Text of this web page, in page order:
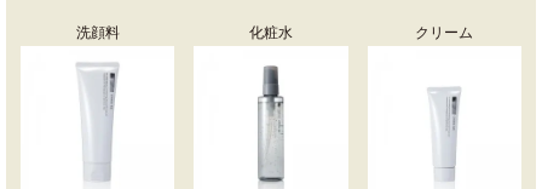
洗顔料 化粧水 クリーム